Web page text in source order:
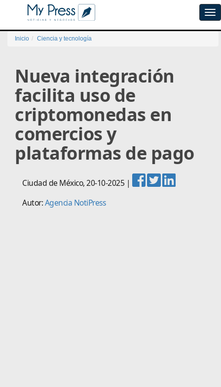
Inicio Ciencia y tecnología
Nueva integración
facilita uso de
criptomonedas en
comercios y
plataformas de pago
Ciudad de México,20-10-2025 |
Autor:Agencia NotiPress